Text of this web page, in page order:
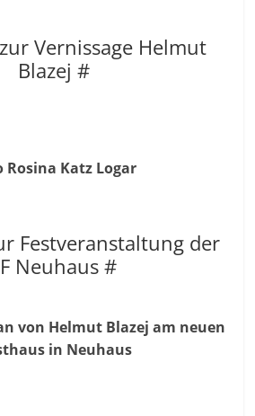
Vernissage Helmut
Blazej #
Rosina Katz Logar
Festveranstaltung der
Neuhaus #
von Helmut Blazej am neuen
in Neuhaus